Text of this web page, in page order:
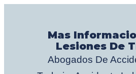
Mas
Lesiones De
Abogados De